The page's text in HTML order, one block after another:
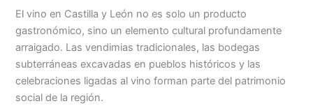
El vino en Castilla y León no es solo un producto
gastronómico, sino un elemento cultural profundamente
arraigado. Las vendimias tradicionales, las bodegas
subterráneas excavadas en pueblos históricos y las
celebraciones ligadas al vino forman parte del patrimonio
social de la región.